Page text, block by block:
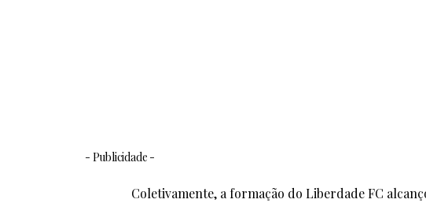
- Publicidade -
Coletivamente, a formação do Liberdade FC